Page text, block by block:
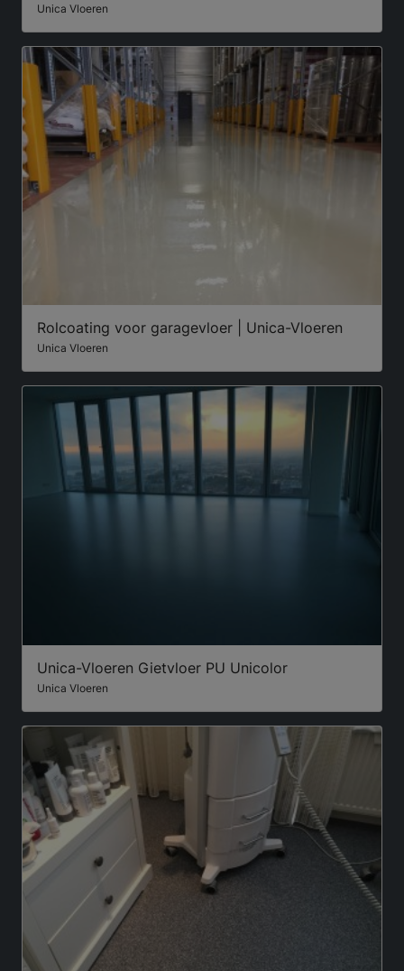
Unica Vloeren
Rolcoating voor garagevloer | Unica-Vloeren
Unica Vloeren
Unica-Vloeren Gietvloer PU Unicolor
Unica Vloeren